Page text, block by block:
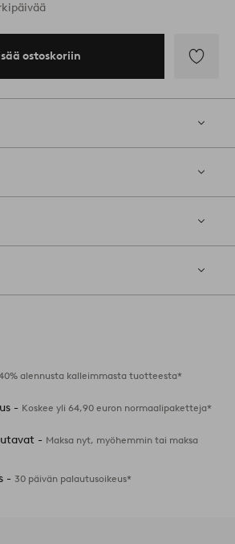
ostoskoriin
alennusta kalleimmasta tuotteesta*
- Koskee yli 64,90 euron normaalipaketteja*
- Maksa nyt, myöhemmin tai maksa
- 30 päivän palautusoikeus*